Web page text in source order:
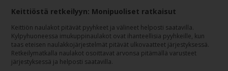
Keittiöstä retkeilyyn: Monipuoliset ratkaisut
Keittiön naulakot pitävät pyyhkeet ja välineet helposti saatavilla.
Kylpyhuoneessa imukuppinaulakot ovat ihanteellisia pyyhkeille, kun
taas eteisen naulakkojärjestelmät pitävät ulkovaatteet järjestyksessä.
Retkeilymatkalla naulakot osoittavat arvonsa pitämällä varusteet
järjestyksessä ja helposti saatavilla.